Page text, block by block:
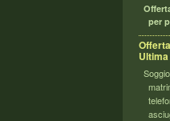
per